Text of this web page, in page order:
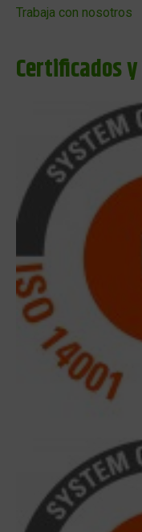
Trabaja con nosotros
Certificados